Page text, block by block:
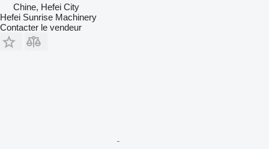
Chine, Hefei City
Hefei Sunrise Machinery
Contacter le vendeur